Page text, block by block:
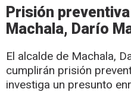
Prisión
Machala, Darío
El alcalde de Machala,
cumplirán prisión
investiga un presunto